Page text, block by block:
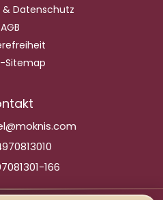
Datenschutz
AGB
Sitemap
166